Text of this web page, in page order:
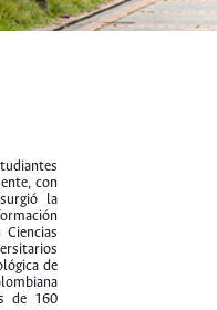
con
la
de
de 160